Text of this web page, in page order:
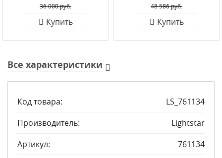
36 000 руб.
Купить
48 586 руб.
Купить
Все характеристики
Код товара:
LS_761134
Производитель:
Lightstar
Артикул:
761134